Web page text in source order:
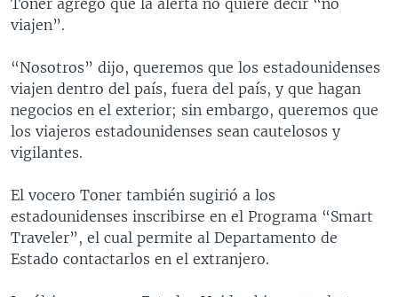
viajen”.
“Nosotros” dijo, queremos que los estadounidenses
viajen dentro del país, fuera del país, y que hagan
negocios en el exterior; sin embargo, queremos que
los viajeros estadounidenses sean cautelosos y
vigilantes.
El vocero Toner también sugirió a los
estadounidenses inscribirse en el Programa “Smart
Traveler”, el cual permite al Departamento de
Estado contactarlos en el extranjero.